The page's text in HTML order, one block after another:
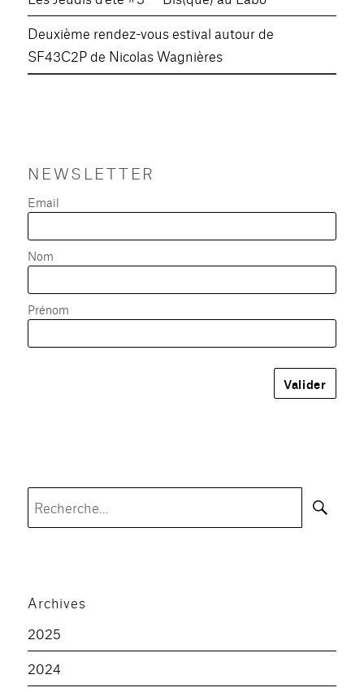
Deuxième rendez-vous estival autour de
SF43C2P de Nicolas Wagnières
NEWSLETTER
Email
Nom
Prénom
Archives
2025
2024